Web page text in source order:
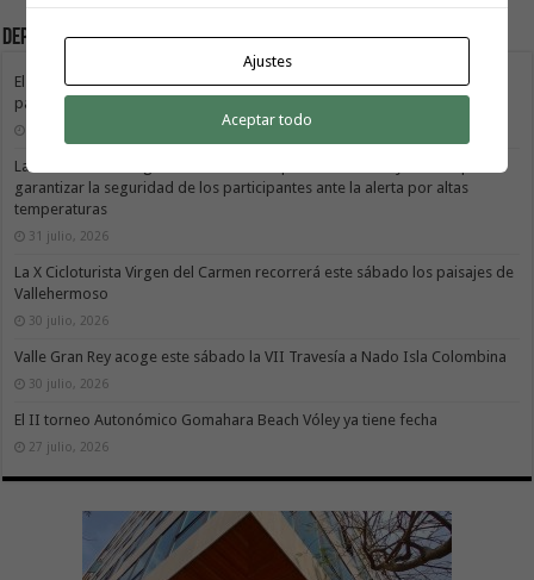
Deportes
El Cabildo de La Gomera y el Costa Adeje Tenerife renuevan su alianza
para promocionar el producto local
La X Cicloturista Virgen del Carmen adapta su recorrido y horario para
garantizar la seguridad de los participantes ante la alerta por altas
temperaturas
31 julio, 2026
La X Cicloturista Virgen del Carmen recorrerá este sábado los paisajes de
Vallehermoso
30 julio, 2026
Valle Gran Rey acoge este sábado la VII Travesía a Nado Isla Colombina
30 julio, 2026
El II torneo Autonómico Gomahara Beach Vóley ya tiene fecha
27 julio, 2026
Ajustes
Aceptar todo